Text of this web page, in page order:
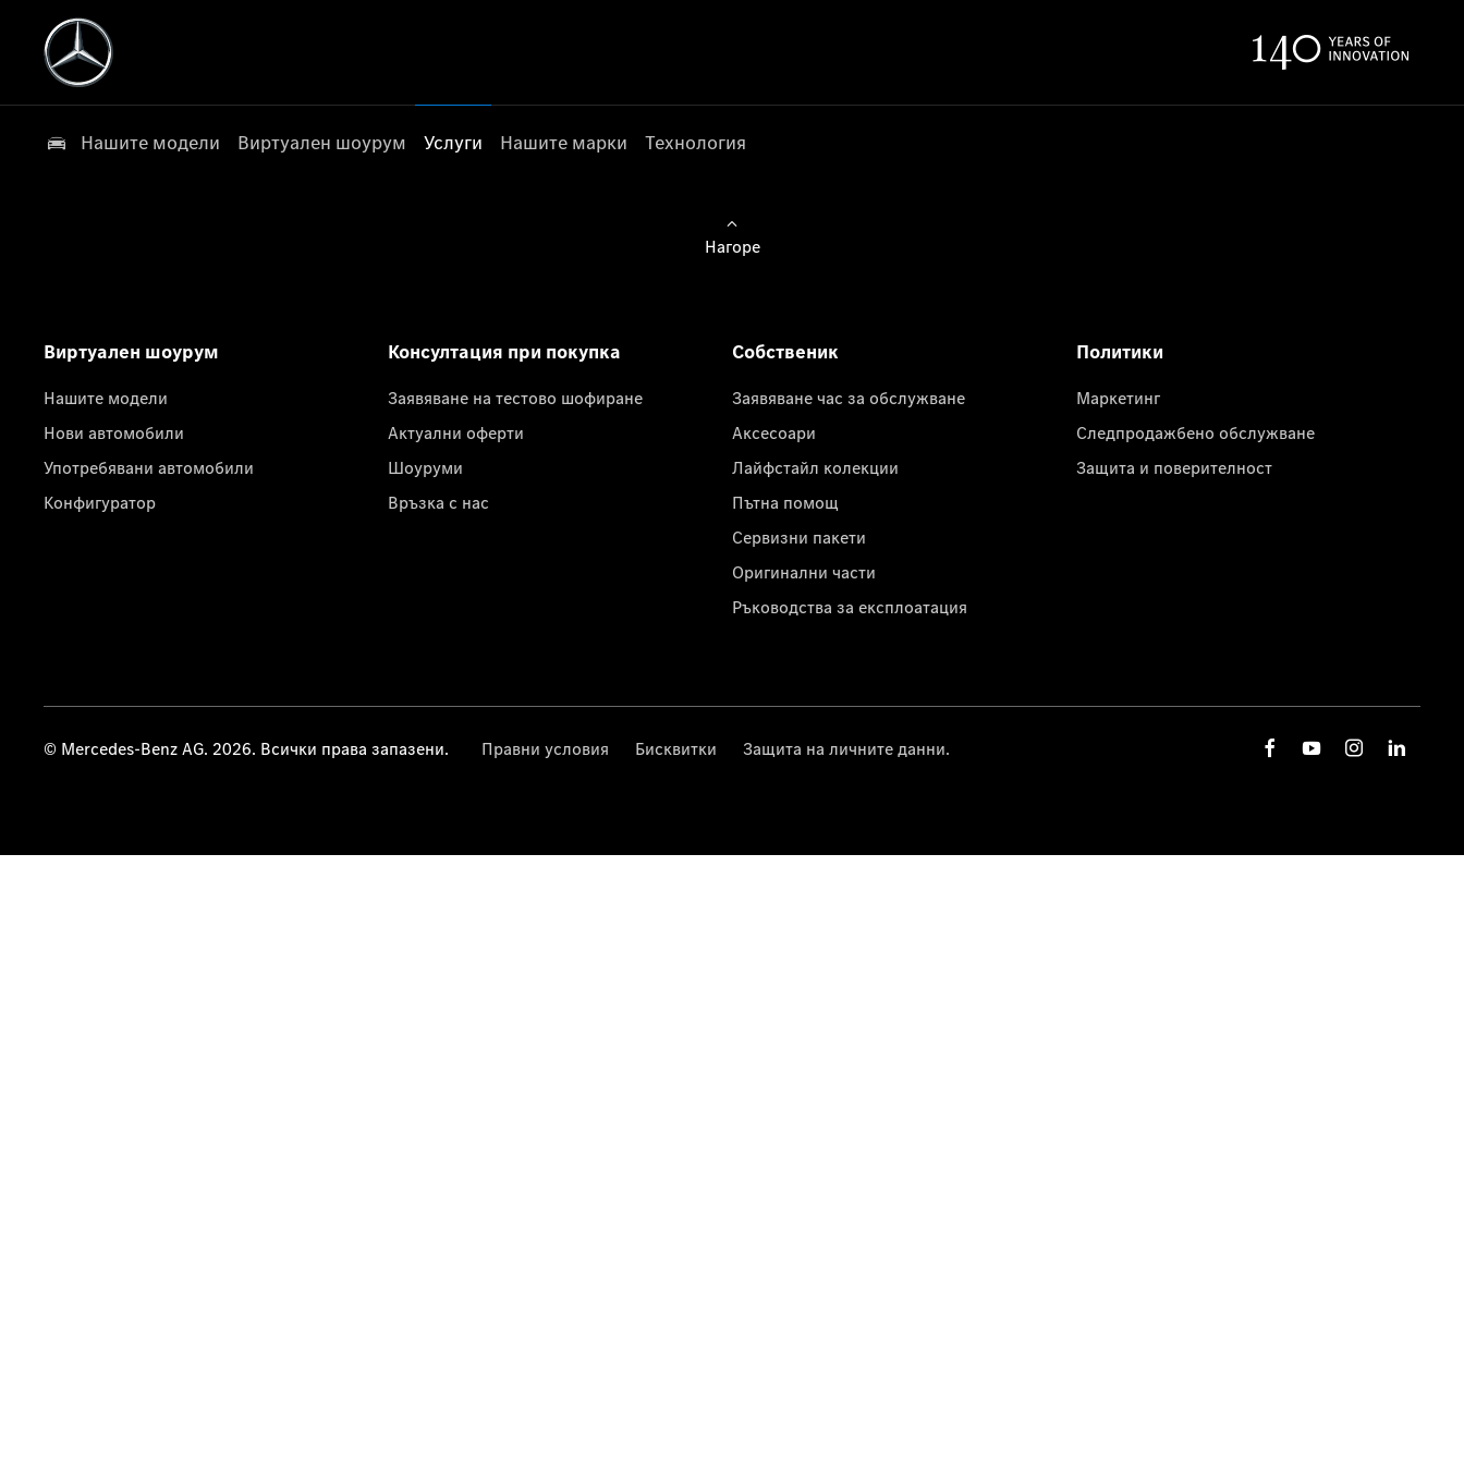
Нашите модели Виртуален шоурум Услуги Нашите марки Технология
Нагоре
Виртуален шоурум
Нашите модели
Нови автомобили
Употребявани автомобили
Конфигуратор
Консултация при покупка
Заявяване на тестово шофиране
Актуални оферти
Шоуруми
Връзка с нас
Собственик
Заявяване час за обслужване
Аксесоари
Лайфстайл колекции
Пътна помощ
Сервизни пакети
Оригинални части
Ръководства за експлоатация
Политики
Маркетинг
Следпродажбено обслужване
Защита и поверителност
© Mercedes-Benz AG. 2026. Всички права запазени. Правни условия Бисквитки Защита на личните данни.